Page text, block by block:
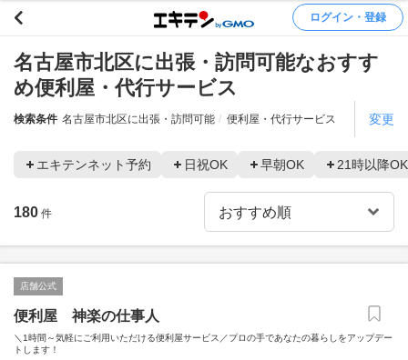
ログイン・登録
名古屋市北区に出張・訪問可能なおすす
め便利屋・代行サービス
検索条件 名古屋市北区に出張・訪問可能 便利屋・代行サービス 変更
エキテンネット予約 日祝OK 早朝OK 21時以降OK
180 件
店舗公式
便利屋 神楽の仕事人
＼1時間～気軽にご利用いただける便利屋サービス／プロの手であなたの暮らしをアップデー
トします！